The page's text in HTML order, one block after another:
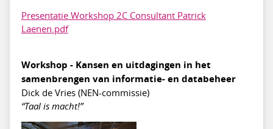
Presentatie Workshop 2C Consultant Patrick
Laenen.pdf
Workshop - Kansen en uitdagingen in het
samenbrengen van informatie- en databeheer
Dick de Vries (NEN-commissie)
“Taal is macht!”